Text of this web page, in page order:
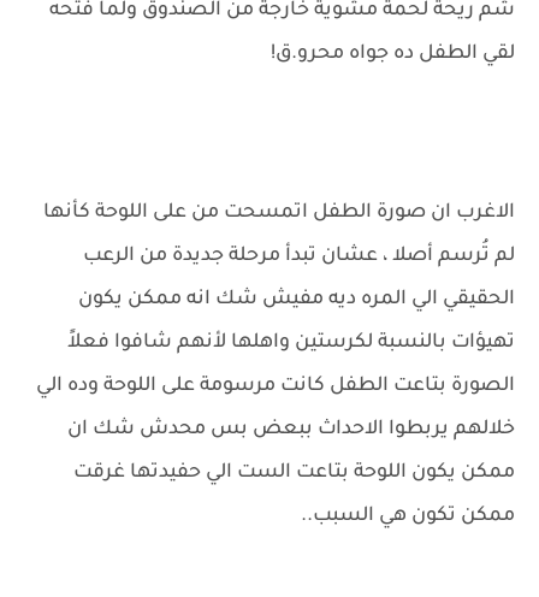
شم ريحة لحمة مشوية خارجة من الصندوق ولما فتحه
لقي الطفل ده جواه محرو.ق!
الاغرب ان صورة الطفل اتمسحت من على اللوحة كأنها
لم تُرسم أصلا ، عشان تبدأ مرحلة جديدة من الرعب
الحقيقي الي المره ديه مفيش شك انه ممكن يكون
تهيؤات بالنسبة لكرستين واهلها لأنهم شافوا فعلاً
الصورة بتاعت الطفل كانت مرسومة على اللوحة وده الي
خلالهم يربطوا الاحداث ببعض بس محدش شك ان
ممكن يكون اللوحة بتاعت الست الي حفيدتها غرقت
ممكن تكون هي السبب..